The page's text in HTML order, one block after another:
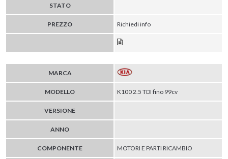
STATO
PREZZO Richiedi info
MARCA
MODELLO K100 2.5 TDI fino 99cv
VERSIONE
ANNO
COMPONENTE MOTORI E PARTI RICAMBIO